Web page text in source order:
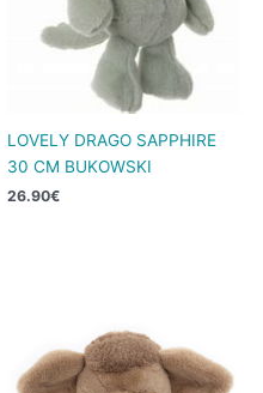
LOVELY DRAGO SAPPHIRE
30 CM BUKOWSKI
26.90€